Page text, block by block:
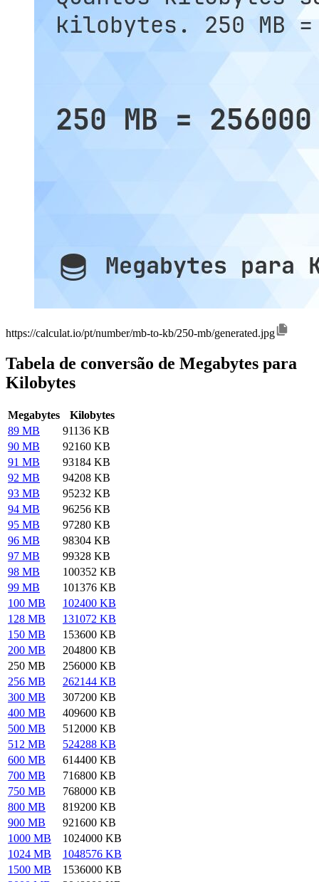
https://calculat.io/pt/number/mb-to-kb/250-mb/generated.jpg
Tabela de conversão de Megabytes para
Kilobytes
Megabytes
Kilobytes
89 MB
91136 KB
90 MB
92160 KB
91 MB
93184 KB
92 MB
94208 KB
93 MB
95232 KB
94 MB
96256 KB
95 MB
97280 KB
96 MB
98304 KB
97 MB
99328 KB
98 MB
100352 KB
99 MB
101376 KB
100 MB
102400 KB
128 MB
131072 KB
150 MB
153600 KB
200 MB
204800 KB
250 MB
256000 KB
256 MB
262144 KB
300 MB
307200 KB
400 MB
409600 KB
500 MB
512000 KB
512 MB
524288 KB
600 MB
614400 KB
700 MB
716800 KB
750 MB
768000 KB
800 MB
819200 KB
900 MB
921600 KB
1000 MB
1024000 KB
1024 MB
1048576 KB
1500 MB
1536000 KB